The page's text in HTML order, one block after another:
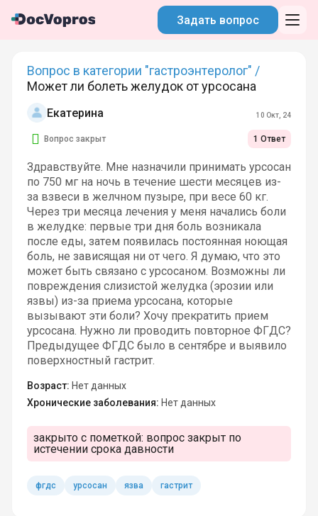
Задать вопрос
Вопрос в категории "гастроэнтеролог" /
Может ли болеть желудок от урсосана
Екатерина 10 Окт, 24
Вопрос закрыт 1 Ответ
Здравствуйте. Мне назначили принимать урсосан
по 750 мг на ночь в течение шести месяцев из-
за взвеси в желчном пузыре, при весе 60 кг.
Через три месяца лечения у меня начались боли
в желудке: первые три дня боль возникала
после еды, затем появилась постоянная ноющая
боль, не зависящая ни от чего. Я думаю, что это
может быть связано с урсосаном. Возможны ли
повреждения слизистой желудка (эрозии или
язвы) из-за приема урсосана, которые
вызывают эти боли? Хочу прекратить прием
урсосана. Нужно ли проводить повторное ФГДС?
Предыдущее ФГДС было в сентябре и выявило
поверхностный гастрит.
Возраст: Нет данных
Хронические заболевания: Нет данных
закрыто с пометкой: вопрос закрыт по
истечении срока давности
фгдс урсосан язва гастрит